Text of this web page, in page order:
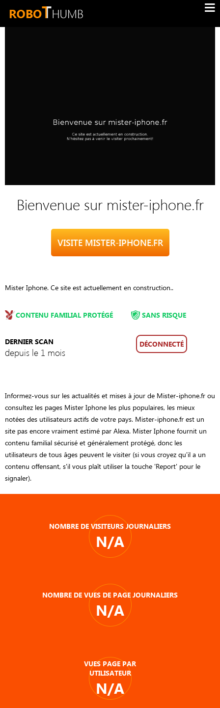
Bienvenue sur mister-iphone.fr
VISITE MISTER-IPHONE.FR
Mister Iphone. Ce site est actuellement en construction..
CONTENU FAMILIAL PROTÉGÉ
DERNIER SCAN
depuis le 1 mois
SANS RISQUE
DÉCONNECTÉ
Informez-vous sur les actualités et mises à jour de Mister-iphone.fr ou
consultez les pages Mister Iphone les plus populaires, les mieux
notées des utilisateurs actifs de votre pays. Mister-iphone.fr est un
site pas encore vraiment estimé par Alexa. Mister Iphone fournit un
contenu familial sécurisé et généralement protégé, donc les
utilisateurs de tous âges peuvent le visiter (si vous croyez qu'il a un
contenu offensant, s'il vous plaît utiliser la touche 'Report' pour le
signaler).
NOMBRE DE VISITEURS JOURNALIERS
N/A
NOMBRE DE VUES DE PAGE JOURNALIERS
N/A
VUES PAGE PAR
UTILISATEUR
N/A